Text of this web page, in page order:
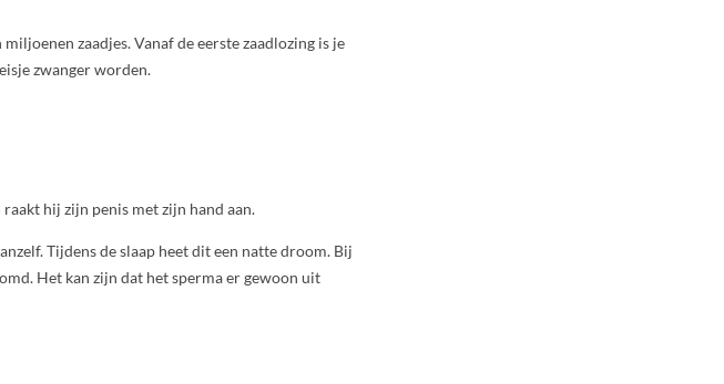
zaadjes. Vanaf de eerste zaadlozing is je
zwanger worden.
raakt hij zijn penis met zijn hand aan.
Tijdens de slaap heet dit een natte droom. Bij
Het kan zijn dat het sperma er gewoon uit